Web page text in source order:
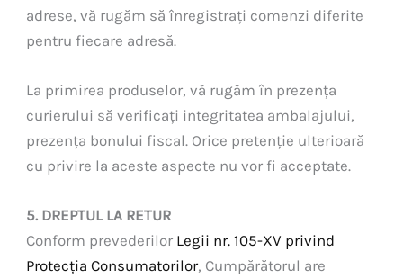
adrese, vă rugăm să înregistrați comenzi diferite
pentru fiecare adresă.
La primirea produselor, vă rugăm în prezența
curierului să verificați integritatea ambalajului,
prezența bonului fiscal. Orice pretenție ulterioară
cu privire la aceste aspecte nu vor fi acceptate.
5. DREPTUL LA RETUR
Conform prevederilor Legii nr. 105-XV privind
Protecția Consumatorilor, Cumpărătorul are